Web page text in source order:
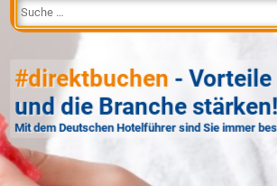
#direktbuchen -
und die Branche stärken!
Mit dem Deutschen Hotelführer sind Sie immer